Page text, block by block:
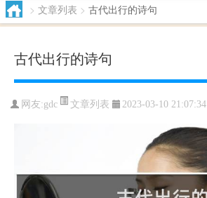
> 文章列表 > 古代出行的诗句
古代出行的诗句
网友:gdc 文章列表 2023-03-10 21:07:34